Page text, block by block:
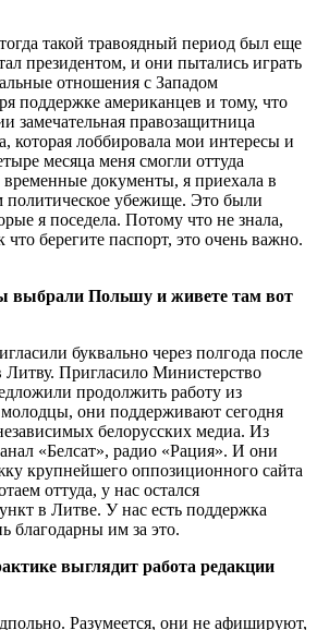
такой травоядный период был еще
президентом, и они пытались играть
отношения с Западом
поддержке американцев и тому, что
замечательная правозащитница
которая лоббировала мои интересы и
месяца меня смогли оттуда
документы, я приехала в
политическое убежище. Это были
я поседела. Потому что не знала,
что берегите паспорт, это очень важно.
выбрали Польшу и живете там вот
буквально через полгода после
Литву. Пригласило Министерство
продолжить работу из
они поддерживают сегодня
белорусских медиа. Из
«Белсат», радио «Рация». И они
крупнейшего оппозиционного сайта
оттуда, у нас остался
в Литве. У нас есть поддержка
им за это.
выглядит работа редакции
Разумеется, они не афишируют,